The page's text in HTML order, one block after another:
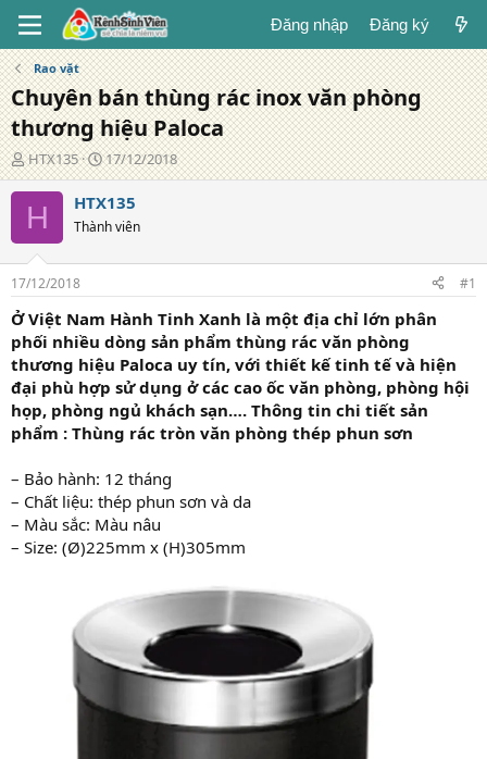
Đăng nhập Đăng ký
Rao vặt
Chuyên bán thùng rác inox văn phòng
thương hiệu Paloca
T
á
c
g
ả
HTX135
N
g
à
y
đ
g
17/12/2018
H HTX135
Thành viên
17/12/2018 #1
Ở Việt Nam Hành Tinh Xanh là một địa chỉ lớn phân
phối nhiều dòng sản phẩm thùng rác văn phòng
thương hiệu Paloca uy tín, với thiết kế tinh tế và hiện
đại phù hợp sử dụng ở các cao ốc văn phòng, phòng hội
họp, phòng ngủ khách sạn…. Thông tin chi tiết sản
phẩm : Thùng rác tròn văn phòng thép phun sơn
– Bảo hành: 12 tháng
– Chất liệu: thép phun sơn và da
– Màu sắc: Màu nâu
– Size: (Ø)225mm x (H)305mm